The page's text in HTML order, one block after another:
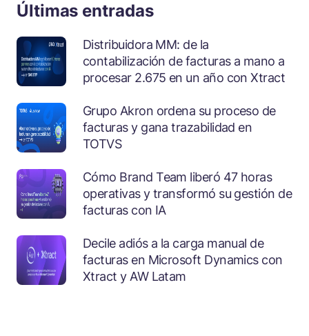
Últimas entradas
Distribuidora MM: de la
contabilización de facturas a mano a
procesar 2.675 en un año con Xtract
Grupo Akron ordena su proceso de
facturas y gana trazabilidad en
TOTVS
Cómo Brand Team liberó 47 horas
operativas y transformó su gestión de
facturas con IA
Decile adiós a la carga manual de
facturas en Microsoft Dynamics con
Xtract y AW Latam